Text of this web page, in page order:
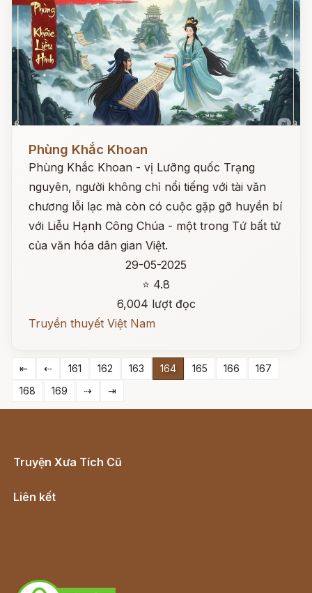
Phùng Khắc Khoan
Phùng Khắc Khoan - vị Lưỡng quốc Trạng
nguyên, người không chỉ nổi tiếng với tài văn
chương lỗi lạc mà còn có cuộc gặp gỡ huyền bí
với Liễu Hạnh Công Chúa - một trong Tứ bất tử
của văn hóa dân gian Việt.
29-05-2025
⭐ 4.8
6,004 lượt đọc
Truyền thuyết Việt Nam
⇤ ⇠ 161 162 163 164 165 166
167
168
169 ⇢ ⇥
Truyện Xưa Tích Cũ
Liên kết